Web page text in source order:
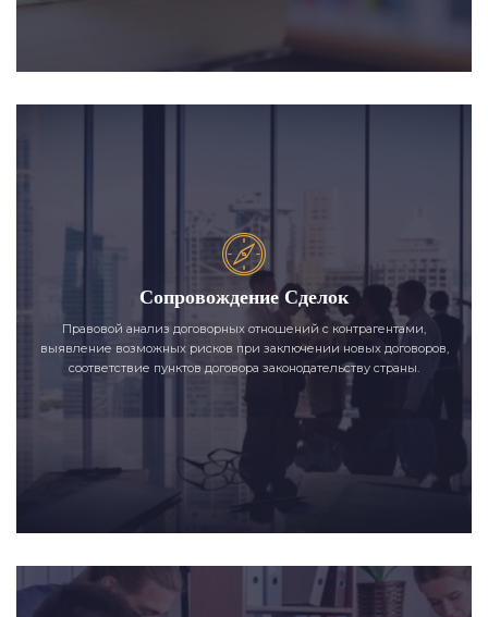
Сопровождение Сделок
Правовой анализ договорных отношений с контрагентами,
выявление возможных рисков при заключении новых договоров,
соответствие пунктов договора законодательству страны.